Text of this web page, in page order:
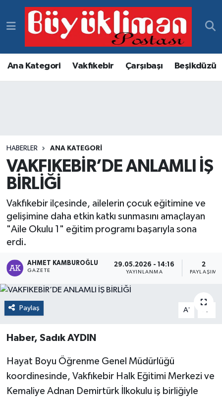
Ana Kategori Vakfıkebir Çarşıbaşı Beşikdüzü
HABERLER ANA KATEGORI
VAKFIKEBİR’DE ANLAMLI İŞ
BİRLİĞİ
Vakfıkebir ilçesinde, ailelerin çocuk eğitimine ve
gelişimine daha etkin katkı sunmasını amaçlayan
"Aile Okulu 1" eğitim programı başarıyla sona
erdi.
AHMET KAMBUROĞLU
GAZETE
29.05.2026 - 14:16
YAYINLANMA
2
PAYLAŞIM
Paylaş A- A
Haber, Sadık AYDIN
Hayat Boyu Öğrenme Genel Müdürlüğü
koordinesinde, Vakfıkebir Halk Eğitimi Merkezi ve
Kemaliye Adnan Demirtürk İlkokulu iş birliğiyle
Vakfıkebir Hava Durumu
Vakfıkebir Trafik Yoğunluk Haritası
Haber Arşivi